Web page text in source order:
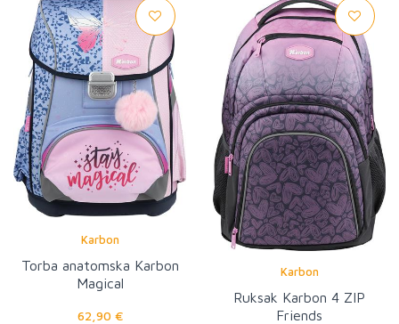
Karbon
Torba anatomska Karbon
Magical
62,90 €
Karbon
Ruksak Karbon 4 ZIP
Friends